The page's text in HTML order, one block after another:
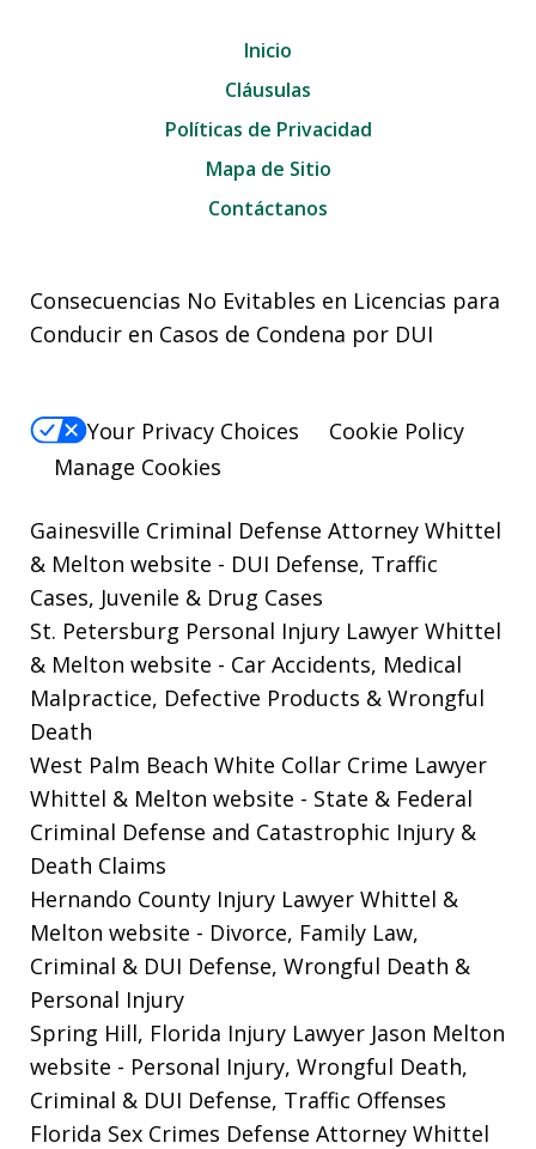
Inicio
Cláusulas
Políticas de Privacidad
Mapa de Sitio
Contáctanos
Consecuencias No Evitables en Licencias para
Conducir en Casos de Condena por DUI
Your Privacy Choices
Cookie Policy
Manage Cookies
Gainesville Criminal Defense Attorney Whittel
& Melton website - DUI Defense, Traffic
Cases, Juvenile & Drug Cases
St. Petersburg Personal Injury Lawyer Whittel
& Melton website - Car Accidents, Medical
Malpractice, Defective Products & Wrongful
Death
West Palm Beach White Collar Crime Lawyer
Whittel & Melton website - State & Federal
Criminal Defense and Catastrophic Injury &
Death Claims
Hernando County Injury Lawyer Whittel &
Melton website - Divorce, Family Law,
Criminal & DUI Defense, Wrongful Death &
Personal Injury
Spring Hill, Florida Injury Lawyer Jason Melton
website - Personal Injury, Wrongful Death,
Criminal & DUI Defense, Traffic Offenses
Florida Sex Crimes Defense Attorney Whittel